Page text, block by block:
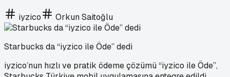
iyzico Orkun Saitoğlu
Starbucks da “iyzico ile Öde” dedi
iyzico’nun hızlı ve pratik ödeme çözümü “iyzico ile Öde”,